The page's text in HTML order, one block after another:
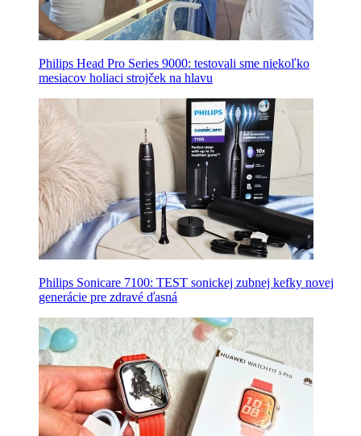
Philips Head Pro Series 9000: testovali sme niekoľko
mesiacov holiaci strojček na hlavu
Philips Sonicare 7100: TEST sonickej zubnej kefky novej
generácie pre zdravé ďasná